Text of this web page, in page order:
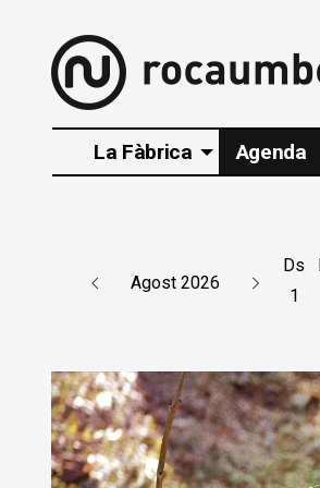
La Fàbrica Agenda
Agost 2026
Ds
1